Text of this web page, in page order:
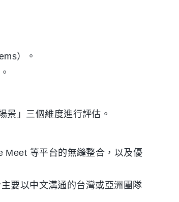
）。
景」三個維度進行評估。
Meet 等平台的無縫整合，以及優
要以中文溝通的台灣或亞洲團隊